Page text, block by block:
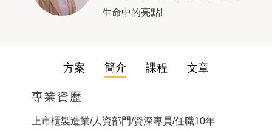
生命中的亮點!
方案 簡介 課程 文章
專業資歷
上市櫃製造業/人資部門/資深專員/任職10年